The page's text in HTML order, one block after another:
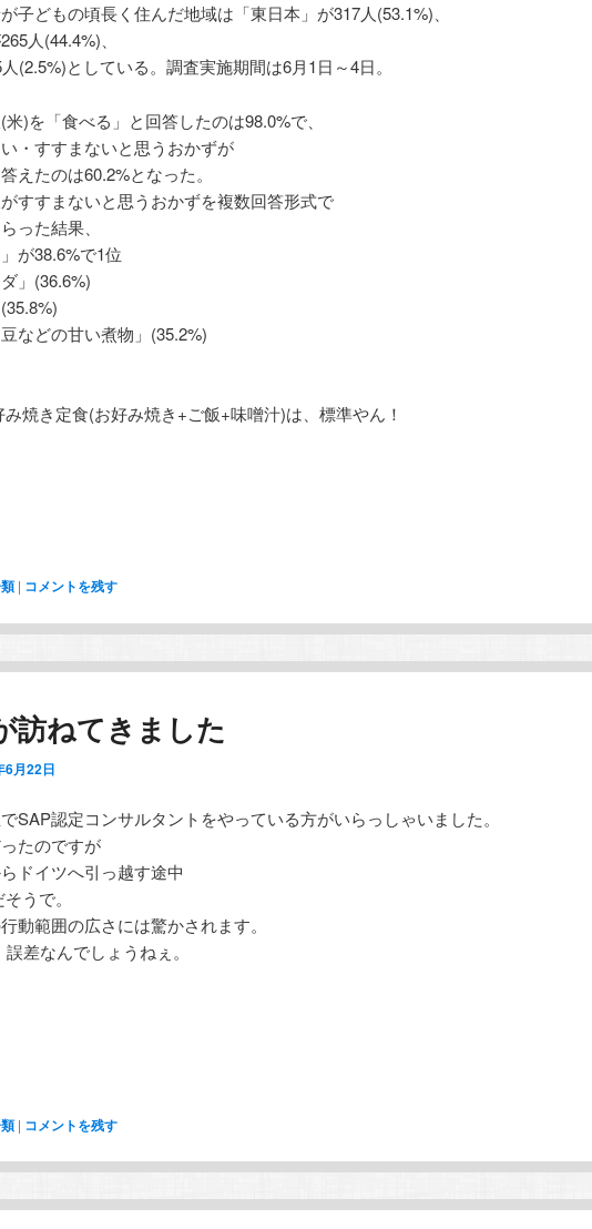
子どもの頃長く住んだ地域は「東日本」が317人(53.1%)、
人(44.4%)、
(2.5%)としている。調査実施期間は6月1日～4日。
)を「食べる」と回答したのは98.0%で、
・すすまないと思うおかずが
えたのは60.2%となった。
すすまないと思うおかずを複数回答形式で
った結果、
が38.6%で1位
」(36.6%)
豆などの甘い煮物」(35.2%)
み焼き定食(お好み焼き+ご飯+味噌汁)は、標準やん！
| コメントを残す
訪ねてきました
6月22日
SAP認定コンサルタントをやっている方がいらっしゃいました。
たのですが
らドイツへ引っ越す途中
うで。
動範囲の広さには驚かされます。
差なんでしょうねぇ。
| コメントを残す